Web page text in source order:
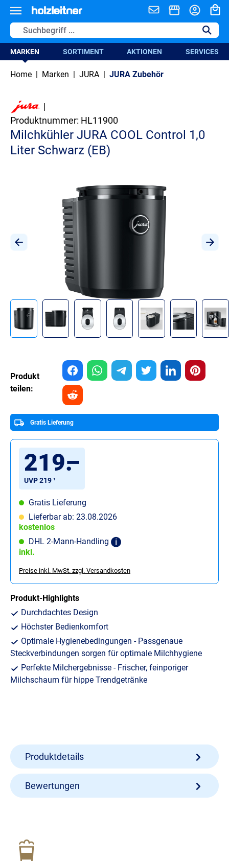
springen
MARKEN SORTIMENT AKTIONEN SERVICES
Home | Marken | JURA | JURA Zubehör
|
Produktnummer: HL11900
Milchkühler JURA COOL Control 1,0
Liter Schwarz (EB)
Bildergalerie überspringen
Produkt
teilen:
Gratis Lieferung
219.
–
UVP 219 ¹
Gratis Lieferung
Lieferbar ab: 23.08.2026
kostenlos
DHL 2-Mann-Handling
inkl.
Preise inkl. MwSt. zzgl. Versandkosten
Produkt-Highlights
Durchdachtes Design
Höchster Bedienkomfort
Optimale Hygienebedingungen - Passgenaue
Steckverbindungen sorgen für optimale Milchhygiene
Perfekte Milchergebnisse - Frischer, feinporiger
Milchschaum für hippe Trendgetränke
Produktdetails
Bewertungen